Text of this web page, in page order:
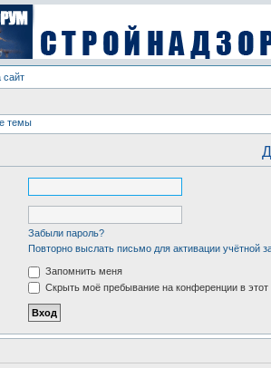
сайт
темы
Забыли пароль?
Повторно выслать письмо для активации учётной
Запомнить меня
Скрыть моё пребывание на конференции в этот